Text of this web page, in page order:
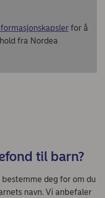
for å
fra Nordea
til barn?
deg for om du
navn. Vi anbefaler